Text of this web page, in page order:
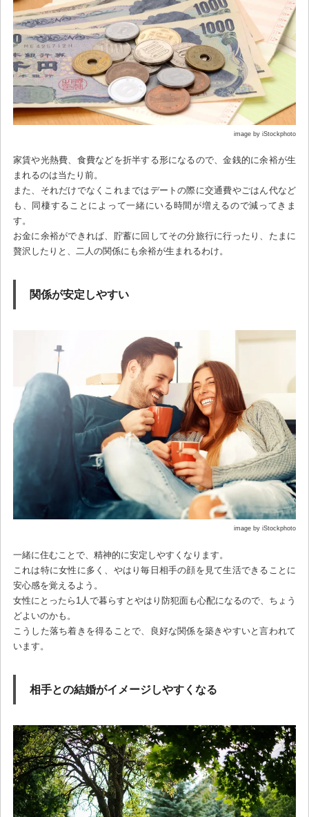
image by iStockphoto
家賃や光熱費、食費などを折半する形になるので、金銭的に余裕が生
まれるのは当たり前。
また、それだけでなくこれまではデートの際に交通費やごはん代など
も、同棲することによって一緒にいる時間が増えるので減ってきま
す。
お金に余裕ができれば、貯蓄に回してその分旅行に行ったり、たまに
贅沢したりと、二人の関係にも余裕が生まれるわけ。
関係が安定しやすい
image by iStockphoto
一緒に住むことで、精神的に安定しやすくなります。
これは特に女性に多く、やはり毎日相手の顔を見て生活できることに
安心感を覚えるよう。
女性にとったら1人で暮らすとやはり防犯面も心配になるので、ちょう
どよいのかも。
こうした落ち着きを得ることで、良好な関係を築きやすいと言われて
います。
相手との結婚がイメージしやすくなる